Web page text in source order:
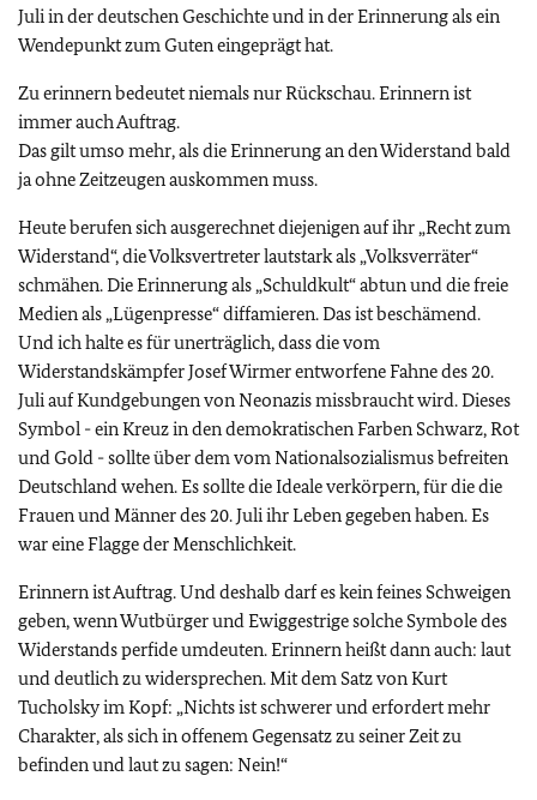
Juli in der deutschen Geschichte und in der Erinnerung als ein
Wendepunkt zum Guten eingeprägt hat.
Zu erinnern bedeutet niemals nur Rückschau. Erinnern ist
immer auch Auftrag.
Das gilt umso mehr, als die Erinnerung an den Widerstand bald
ja ohne Zeitzeugen auskommen muss.
Heute berufen sich ausgerechnet diejenigen auf ihr „Recht zum
Widerstand“, die Volksvertreter lautstark als „Volksverräter“
schmähen. Die Erinnerung als „Schuldkult“ abtun und die freie
Medien als „Lügenpresse“ diffamieren. Das ist beschämend.
Und ich halte es für unerträglich, dass die vom
Widerstandskämpfer Josef Wirmer entworfene Fahne des 20.
Juli auf Kundgebungen von Neonazis missbraucht wird. Dieses
Symbol - ein Kreuz in den demokratischen Farben Schwarz, Rot
und Gold - sollte über dem vom Nationalsozialismus befreiten
Deutschland wehen. Es sollte die Ideale verkörpern, für die die
Frauen und Männer des 20. Juli ihr Leben gegeben haben. Es
war eine Flagge der Menschlichkeit.
Erinnern ist Auftrag. Und deshalb darf es kein feines Schweigen
geben, wenn Wutbürger und Ewiggestrige solche Symbole des
Widerstands perfide umdeuten. Erinnern heißt dann auch: laut
und deutlich zu widersprechen. Mit dem Satz von Kurt
Tucholsky im Kopf: „Nichts ist schwerer und erfordert mehr
Charakter, als sich in offenem Gegensatz zu seiner Zeit zu
befinden und laut zu sagen: Nein!“